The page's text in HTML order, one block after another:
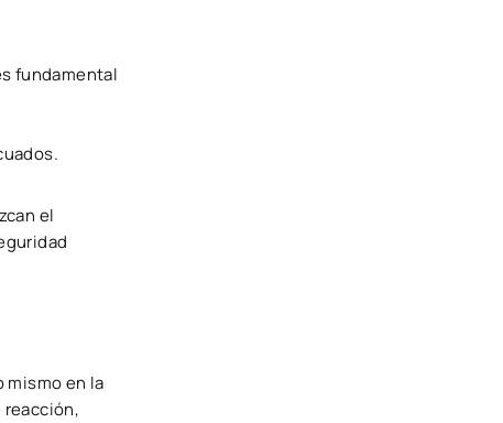
fundamental
el
mismo en la